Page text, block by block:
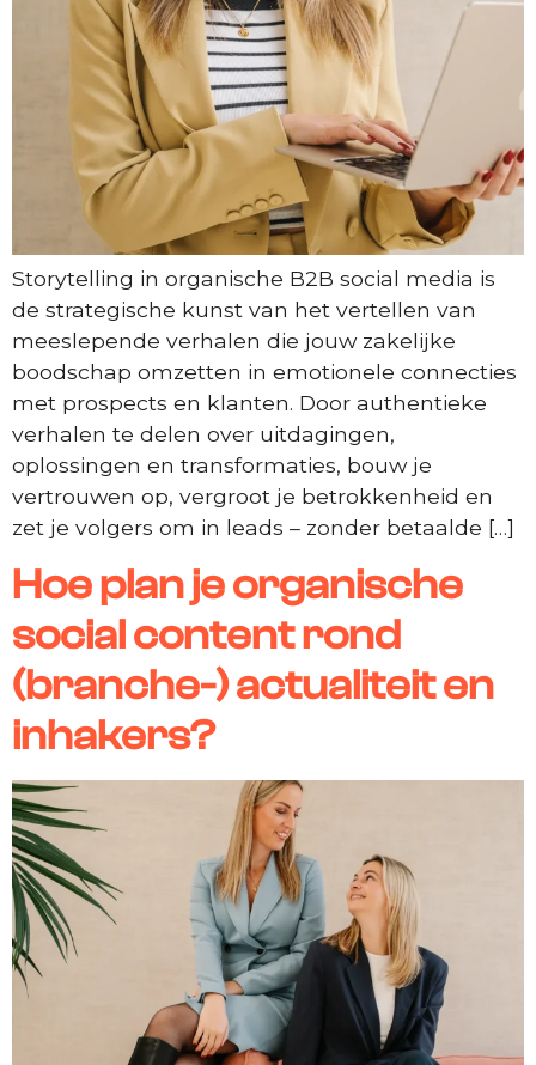
Storytelling in organische B2B social media is
de strategische kunst van het vertellen van
meeslepende verhalen die jouw zakelijke
boodschap omzetten in emotionele connecties
met prospects en klanten. Door authentieke
verhalen te delen over uitdagingen,
oplossingen en transformaties, bouw je
vertrouwen op, vergroot je betrokkenheid en
zet je volgers om in leads – zonder betaalde […]
Hoe plan je organische
social content rond
(branche-) actualiteit en
inhakers?